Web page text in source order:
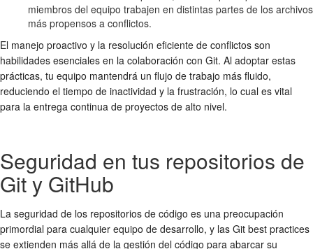
miembros del equipo trabajen en distintas partes de los archivos
más propensos a conflictos.
El manejo proactivo y la resolución eficiente de conflictos son
habilidades esenciales en la colaboración con Git. Al adoptar estas
prácticas, tu equipo mantendrá un flujo de trabajo más fluido,
reduciendo el tiempo de inactividad y la frustración, lo cual es vital
para la entrega continua de proyectos de alto nivel.
Seguridad en tus repositorios de
Git y GitHub
La seguridad de los repositorios de código es una preocupación
primordial para cualquier equipo de desarrollo, y las Git best practices
se extienden más allá de la gestión del código para abarcar su